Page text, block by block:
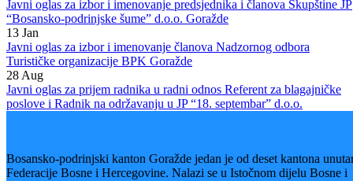
Konkurs za dodjelu studentskih stipendija redovnim studentima I i II
ciklus za 2025/26 studijsku godinu
19 Jan
Javni oglas za izbor i imenovanje predsjednika i članova Skupštine JP
“Bosansko-podrinjske šume” d.o.o. Goražde
13 Jan
Javni oglas za izbor i imenovanje članova Nadzornog odbora
Turističke organizacije BPK Goražde